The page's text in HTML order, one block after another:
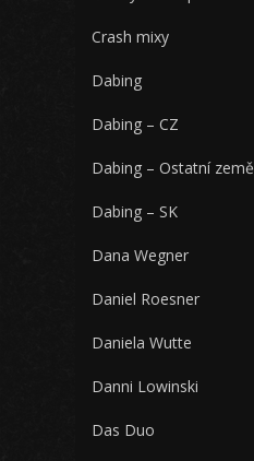
Crash mixy
Dabing
Dabing – CZ
Dabing – Ostatní země
Dabing – SK
Dana Wegner
Daniel Roesner
Daniela Wutte
Danni Lowinski
Das Duo